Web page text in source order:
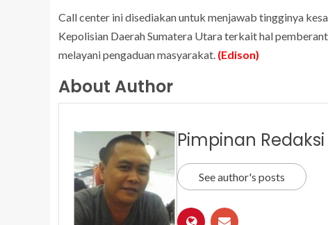
Call center ini disediakan untuk menjawab tingginya
Kepolisian Daerah Sumatera Utara terkait hal
melayani pengaduan masyarakat. (Edison)
About Author
Pimpinan Redaksi
See author's posts